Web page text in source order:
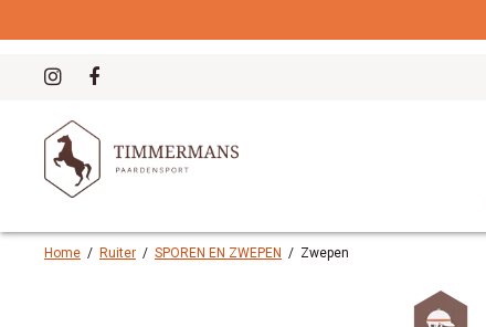
Home / Ruiter / SPOREN EN ZWEPEN / Zwepen